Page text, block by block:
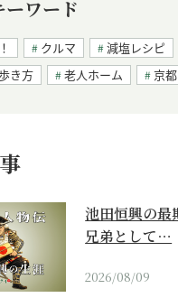
ーワード
クルマ 減塩レシピ
き方
老人ホーム 京都
池田恒興の最
兄弟として…
2026/08/09